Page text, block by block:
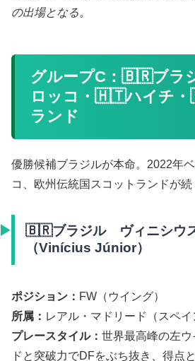
の出場となる。
グループC：🇧🇷ブラ
ロッコ・🇭🇹ハイチ
ランド
優勝候補ブラジルが本命。2022年
コ、欧州伝統国スコットランドが続
🇧🇷ブラジル ヴィニシウ
（Vinícius Júnior）
ポジション： FW（ウイング）
所属： レアル・マドリード（スペイ
プレースタイル： 世界最高峰の左
ドと突破力でDFをぶち抜き、得点